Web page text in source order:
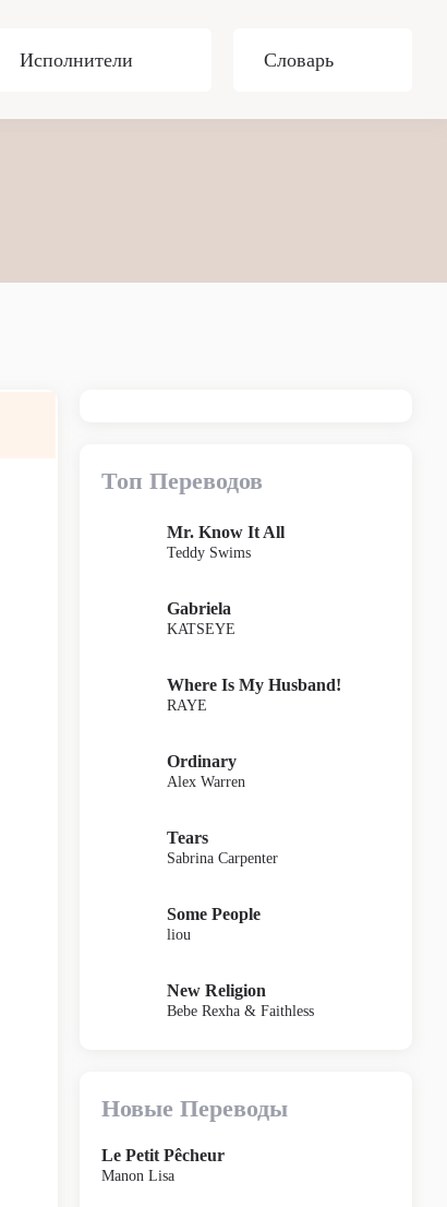
Исполнители Словарь
Топ Переводов
Mr. Know It All
Teddy Swims
Gabriela
KATSEYE
Where Is My Husband!
RAYE
Ordinary
Alex Warren
Tears
Sabrina Carpenter
Some People
liou
New Religion
Bebe Rexha & Faithless
Новые Переводы
Le Petit Pêcheur
Manon Lisa